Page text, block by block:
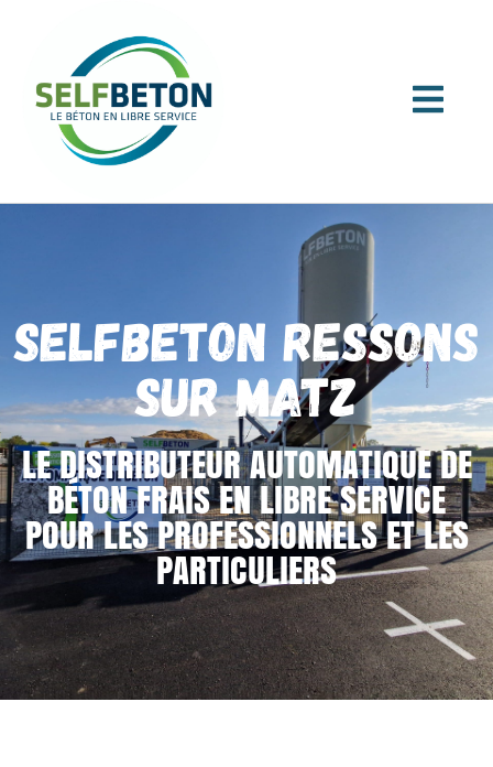
SELFBETON RESSONS
SUR MATZ
LE DISTRIBUTEUR AUTOMATIQUE DE
BÉTON FRAIS EN LIBRE SERVICE
POUR LES PROFESSIONNELS ET LES
PARTICULIERS